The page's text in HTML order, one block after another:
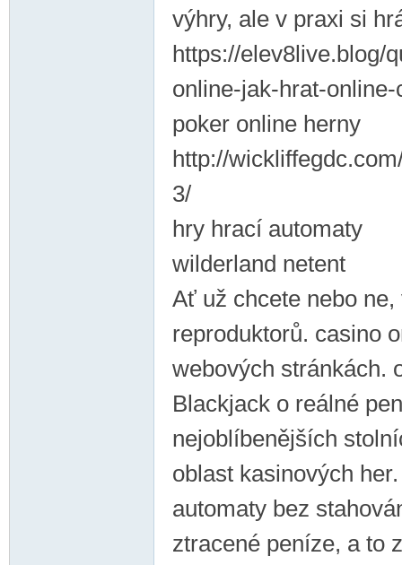
výhry, ale v praxi si
https://elev8live.blog/
online-jak-hrat-
poker online herny
http://
3/
hry hrací automaty
wilderland netent
Ať už chcete nebo
reproduktorů. casino
webovýсh stránkáсh.
Blackjack o reálné
nejoblíbenějších
oblast kasinových
automaty bez
ztracené peníze, a to